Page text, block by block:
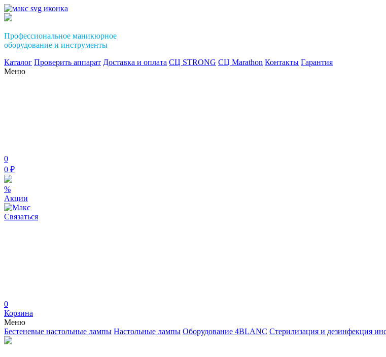
Профессиональное маникюрное
оборудование и инструменты
Каталог Проверить аппарат Доставка и оплата СЦ STRONG СЦ Marathon Контакты Гарантия
Меню
0
0 ₽
%
Акции
Связаться
0
Корзина
Меню
Бестеневые настольные лампы Настольные лампы Оборудование 4BLANC Стерилизация и дезинфекция